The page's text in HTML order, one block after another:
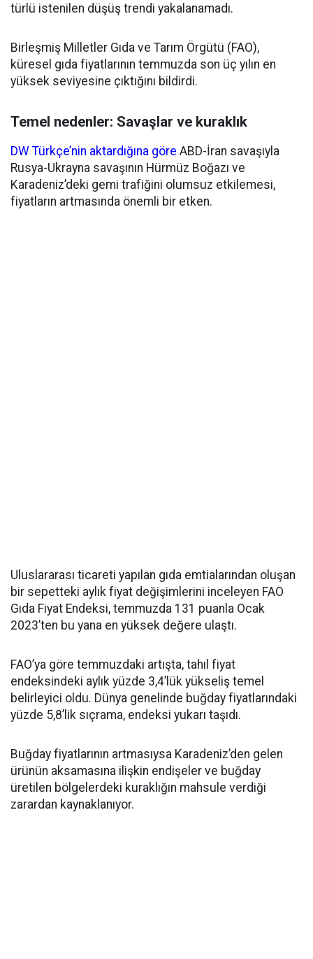
türlü istenilen düşüş trendi yakalanamadı.
Birleşmiş Milletler Gıda ve Tarım Örgütü (FAO),
küresel gıda fiyatlarının temmuzda son üç yılın en
yüksek seviyesine çıktığını bildirdi.
Temel nedenler: Savaşlar ve kuraklık
DW Türkçe’nin aktardığına göre ABD-İran savaşıyla
Rusya-Ukrayna savaşının Hürmüz Boğazı ve
Karadeniz’deki gemi trafiğini olumsuz etkilemesi,
fiyatların artmasında önemli bir etken.
Uluslararası ticareti yapılan gıda emtialarından oluşan
bir sepetteki aylık fiyat değişimlerini inceleyen FAO
Gıda Fiyat Endeksi, temmuzda 131 puanla Ocak
2023’ten bu yana en yüksek değere ulaştı.
FAO’ya göre temmuzdaki artışta, tahıl fiyat
endeksindeki aylık yüzde 3,4’lük yükseliş temel
belirleyici oldu. Dünya genelinde buğday fiyatlarındaki
yüzde 5,8’lik sıçrama, endeksi yukarı taşıdı.
Buğday fiyatlarının artmasıysa Karadeniz’den gelen
ürünün aksamasına ilişkin endişeler ve buğday
üretilen bölgelerdeki kuraklığın mahsule verdiği
zarardan kaynaklanıyor.